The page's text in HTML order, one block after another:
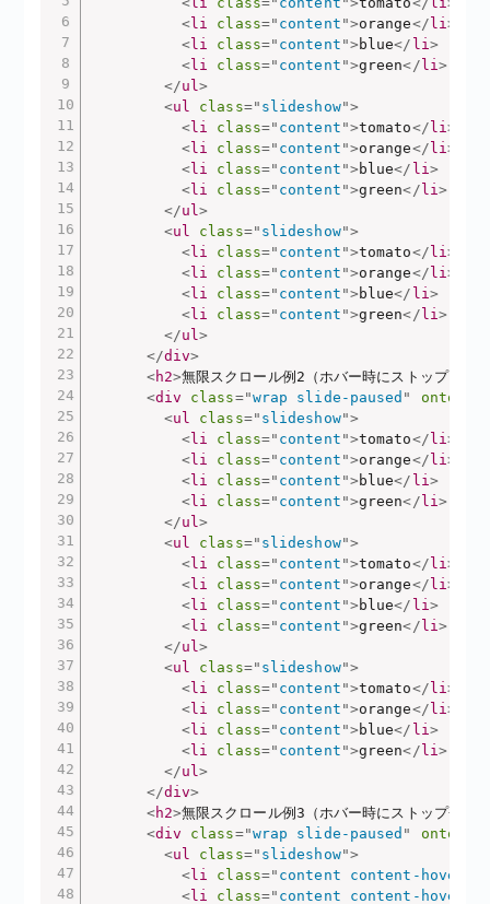
<li class=" content ">orange</li >
<li class=" content ">blue</ li >
<li class=" content ">green</li >
</ul>
<ul class=" slideshow">
<li class=" content ">tomato</li >
<li class=" content ">orange</li >
<li class=" content ">blue</ li >
<li class=" content ">green</li >
</ul>
<ul class=" slideshow">
<li class=" content ">tomato</li >
<li class=" content ">orange</li >
<li class=" content ">blue</ li >
<li class=" content ">green</li >
</ul>
</div>
<h2>無限スクロール例2（ホバー時にストップ）
<div class="wrap slide-paused "
<ul class=" slideshow">
<li class=" content ">tomato</li >
<li class=" content ">orange</li >
<li class=" content ">blue</ li >
<li class=" content ">green</li >
</ul>
<ul class=" slideshow">
<li class=" content ">tomato</li >
<li class=" content ">orange</li >
<li class=" content ">blue</ li >
<li class=" content ">green</li >
</ul>
<ul class=" slideshow">
<li class=" content ">tomato</li >
<li class=" content ">orange</li >
<li class=" content ">blue</ li >
<li class=" content ">green</li >
</ul>
</div>
<h2>無限スクロール例3（ホバー時にストップ+ピッ
<div class="wrap slide-paused "
<ul class=" slideshow">
<li class=" content content-hover
<li class=" content content-hover